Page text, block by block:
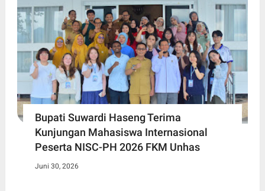
Bupati Suwardi Haseng Terima
Kunjungan Mahasiswa Internasional
Peserta NISC-PH 2026 FKM Unhas
Juni 30, 2026